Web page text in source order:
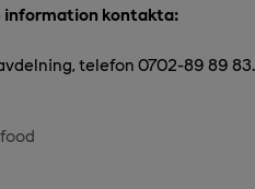
information kontakta:
telefon 0702-89 89 83.